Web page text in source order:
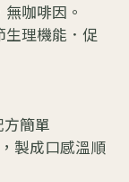
咖啡因。
理機能．促
簡單
製成口感溫順